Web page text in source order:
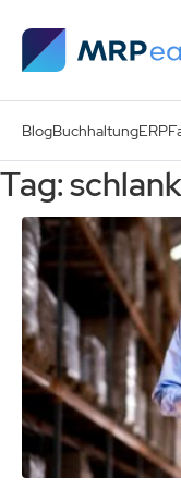
BlogBuchhaltungERP
Tag: